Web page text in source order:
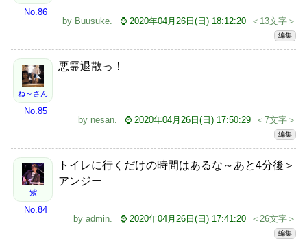
No.86
by Buusuke. ⌚ 2020年04月26日(日) 18:12:20 ＜13文字＞
編集
ね～さん
No.85
悪霊退散っ！
by nesan. ⌚ 2020年04月26日(日) 17:50:29 ＜7文字＞
編集
紫
No.84
トイレに行くだけの時間はあるな～あと4分後＞
アンジー
by admin. ⌚ 2020年04月26日(日) 17:41:20 ＜26文字＞
編集